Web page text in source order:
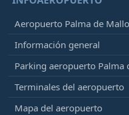
Aeropuerto Palma de
Información general
Parking aeropuerto Palma
Terminales del aeropuerto
Mapa del aeropuerto